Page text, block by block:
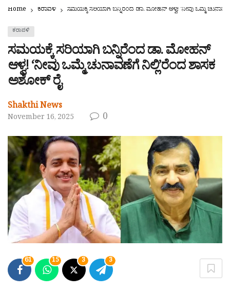
Home ಕರಾವಳಿ ಸಮಯಕ್ಕೆ ಸರಿಯಾಗಿ ಬನ್ನಿರೆಂದ ಡಾ. ಮೋಹನ್ ಆಳ್ವ! ‘ನೀವು ಒಮ್ಮೆ
ಕರಾವಳಿ
ಸಮಯಕ್ಕೆ ಸರಿಯಾಗಿ ಬನ್ನಿರೆಂದ ಡಾ. ಮೋಹನ್
ಆಳ್ವ! ‘ನೀವು ಒಮ್ಮೆ ಚುನಾವಣೆಗೆ ನಿಲ್ಲಿ’ರೆಂದ ಶಾಸಕ
ಅಶೋಕ್ ರೈ
Shakthi News
November 16, 2025 0
61 15 3 3